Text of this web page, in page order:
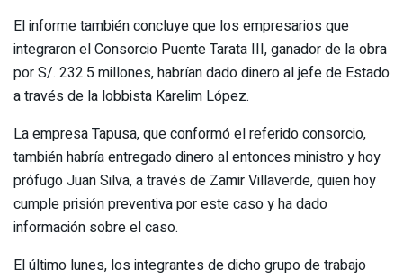
El informe también concluye que los empresarios que
integraron el Consorcio Puente Tarata III, ganador de la obra
por S/. 232.5 millones, habrían dado dinero al jefe de Estado
a través de la lobbista Karelim López.
La empresa Tapusa, que conformó el referido consorcio,
también habría entregado dinero al entonces ministro y hoy
prófugo Juan Silva, a través de Zamir Villaverde, quien hoy
cumple prisión preventiva por este caso y ha dado
información sobre el caso.
El último lunes, los integrantes de dicho grupo de trabajo